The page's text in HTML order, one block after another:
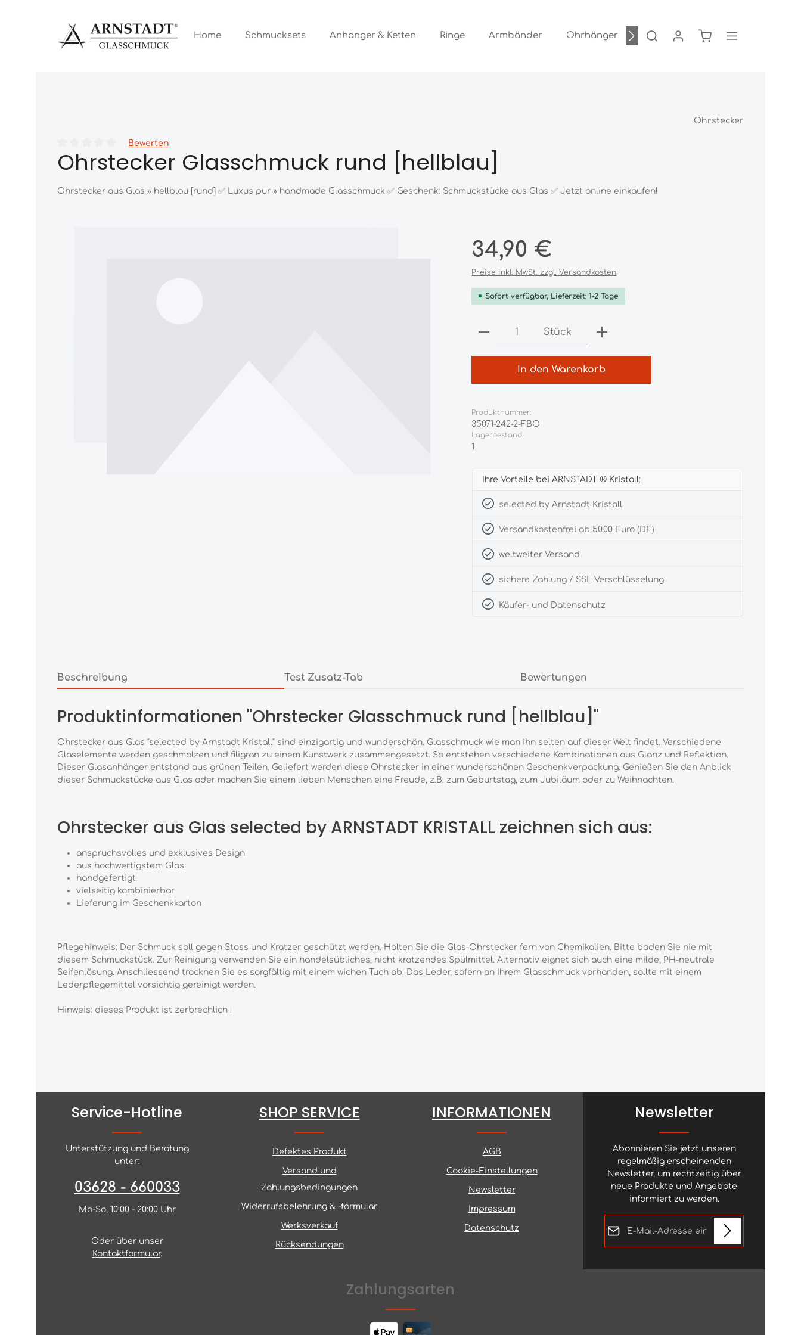
Home Schmucksets Anhänger & Ketten Ringe Armbänder Ohrhänger Ohrstecker Kollektionen
Warenkorb enthält
Ohrstecker
Durchschnittliche Bewertung von 0 von 5 Sternen
Bewerten
Ohrstecker Glasschmuck rund [hellblau]
Ohrstecker aus Glas » hellblau [rund] ✅ Luxus pur » handmade Glasschmuck ✅ Geschenk: Schmuckstücke aus Glas ✅ Jetzt online einkaufen!
Regulärer Preis:
34,90 €
Preise inkl. MwSt. zzgl. Versandkosten
Sofort verfügbar, Lieferzeit: 1-2 Tage
Produkt Anzahl: Gib den gewünschten
Stück
In den Warenkorb
Produktnummer:
35071-242-2-FBO
Lagerbestand:
1
Ihre Vorteile bei ARNSTADT ® Kristall:
selected by Arnstadt Kristall
Versandkostenfrei ab 50,00 Euro (DE)
weltweiter Versand
sichere Zahlung / SSL Verschlüsselung
Käufer- und Datenschutz
Beschreibung Test Zusatz-Tab Bewertungen
Produktinformationen "Ohrstecker Glasschmuck rund [hellblau]"
Ohrstecker aus Glas "selected by Arnstadt Kristall" sind einzigartig und wunderschön. Glasschmuck wie man ihn selten auf dieser Welt findet. Verschiedene
Glaselemente werden geschmolzen und filigran zu einem Kunstwerk zusammengesetzt. So entstehen verschiedene Kombinationen aus Glanz und Reflektion.
Dieser Glasanhänger entstand aus grünen Teilen. Geliefert werden diese Ohrstecker in einer wunderschönen Geschenkverpackung. Genießen Sie den Anblick
dieser Schmuckstücke aus Glas oder machen Sie einem lieben Menschen eine Freude, z.B. zum Geburtstag, zum Jubiläum oder zu Weihnachten.
Ohrstecker aus Glas selected by ARNSTADT KRISTALL zeichnen sich aus:
anspruchsvolles und exklusives Design
aus hochwertigstem Glas
handgefertigt
vielseitig kombinierbar
Lieferung im Geschenkkarton
Pflegehinweis: Der Schmuck soll gegen Stoss und Kratzer geschützt werden. Halten Sie die Glas-Ohrstecker fern von Chemikalien. Bitte baden Sie nie mit
diesem Schmuckstück. Zur Reinigung verwenden Sie ein handelsübliches, nicht kratzendes Spülmittel. Alternativ eignet sich auch eine milde, PH-neutrale
Seifenlösung. Anschliessend trocknen Sie es sorgfältig mit einem wichen Tuch ab. Das Leder, sofern an Ihrem Glasschmuck vorhanden, sollte mit einem
Lederpflegemittel vorsichtig gereinigt werden.
Hinweis: dieses Produkt ist zerbrechlich !
Service-Hotline
Unterstützung und Beratung
unter:
03628 - 660033
Mo-So, 10:00 - 20:00 Uhr
Oder über unser
Kontaktformular.
SHOP SERVICE
Defektes Produkt
Versand und
Zahlungsbedingungen
Widerrufsbelehrung & -formular
Werksverkauf
Rücksendungen
INFORMATIONEN
AGB
Cookie-Einstellungen
Newsletter
Impressum
Datenschutz
Newsletter
Abonnieren Sie jetzt unseren
regelmäßig erscheinenden
Newsletter, um rechtzeitig über
neue Produkte und Angebote
informiert zu werden.
E-Mail-Adresse*
Die mit einem Stern (*) markierten
Zahlungsarten